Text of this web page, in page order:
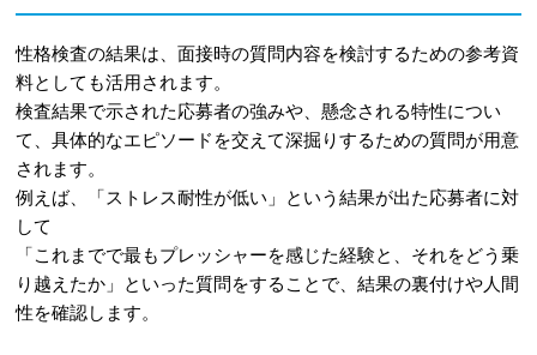
性格検査の結果は、面接時の質問内容を検討するための参考資
料としても活用されます。
検査結果で示された応募者の強みや、懸念される特性につい
て、具体的なエピソードを交えて深掘りするための質問が用意
されます。
例えば、「ストレス耐性が低い」という結果が出た応募者に対
して
「これまでで最もプレッシャーを感じた経験と、それをどう乗
り越えたか」といった質問をすることで、結果の裏付けや人間
性を確認します。